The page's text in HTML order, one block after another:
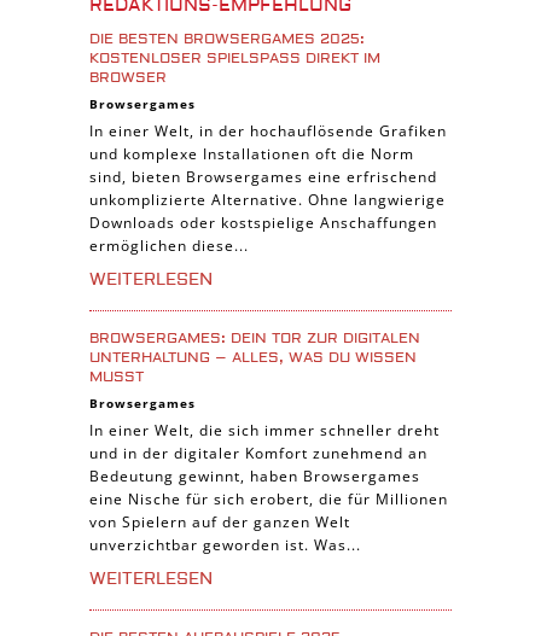
iPad Spiele
Denk Spiele
Piraten Spiele
Sport Spiele
Pferde Spiele
Simulation Spiele
Tier Spiele
Casual Spiele
Abenteuer Spiele
Online Spiele
3-Gewinnt Spiele
Trading Card Spiele
Manager Spiele
REDAKTIONS-EMPFEHLUNG
DIE BESTEN BROWSERGAMES 2025:
KOSTENLOSER SPIELSPASS DIREKT IM B
ROWSER
Browsergames
In einer Welt, in der hochauflösende Grafiken
und komplexe Installationen oft die Norm
sind, bieten Browsergames eine erfrischend
unkomplizierte Alternative. Ohne langwierige
Downloads oder kostspielige Anschaffungen
ermöglichen diese...
WEITERLESEN
BROWSERGAMES: DEIN TOR ZUR DIGITALEN
UNTERHALTUNG – ALLES, WAS DU WISSEN
MUSST
Browsergames
In einer Welt, die sich immer schneller dreht
und in der digitaler Komfort zunehmend an
Bedeutung gewinnt, haben Browsergames
eine Nische für sich erobert, die für Millionen
von Spielern auf der ganzen Welt
unverzichtbar geworden ist. Was...
WEITERLESEN